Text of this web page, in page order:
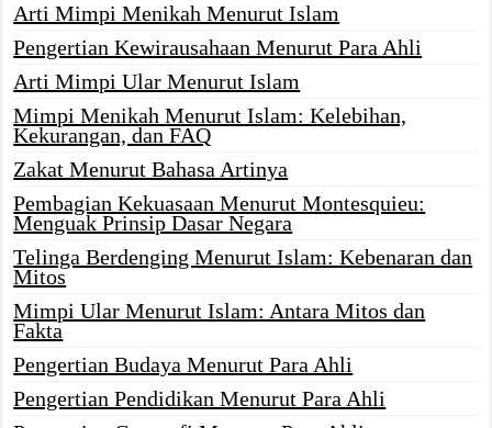
Arti Mimpi Menikah Menurut Islam
Pengertian Kewirausahaan Menurut Para Ahli
Arti Mimpi Ular Menurut Islam
Mimpi Menikah Menurut Islam: Kelebihan,
Kekurangan, dan FAQ
Zakat Menurut Bahasa Artinya
Pembagian Kekuasaan Menurut Montesquieu:
Menguak Prinsip Dasar Negara
Telinga Berdenging Menurut Islam: Kebenaran dan
Mitos
Mimpi Ular Menurut Islam: Antara Mitos dan
Fakta
Pengertian Budaya Menurut Para Ahli
Pengertian Pendidikan Menurut Para Ahli